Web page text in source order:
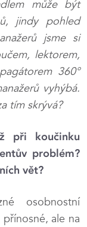
může být
jindy pohled
jsme si
lektorem,
360°
vyhýbá.
tím skrývá?
při koučinku
problém?
vět?
osobnostní
ale na